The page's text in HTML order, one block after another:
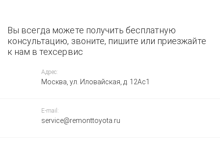
Вы всегда можете получить бесплатную
консультацию, звоните, пишите или приезжайте
к нам в техсервис
Адрес:
Москва, ул. Иловайская, д. 12Ас1
E-mail:
service@remonttoyota.ru